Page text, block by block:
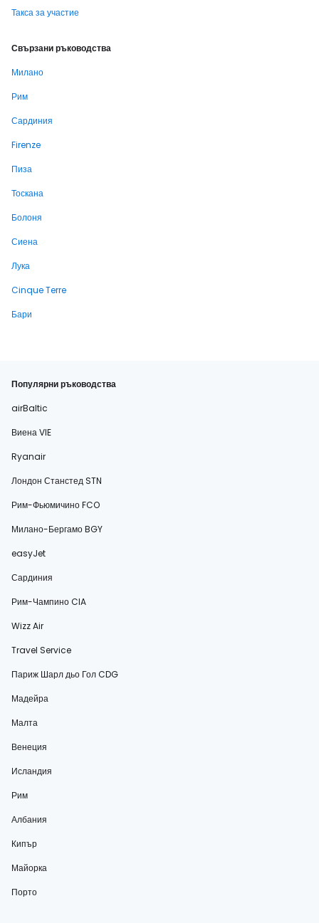
Такса за участие
Свързани ръководства
Милано
Рим
Сардиния
Firenze
Пиза
Тоскана
Болоня
Сиена
Лука
Cinque Terre
Бари
Популярни ръководства
airBaltic
Виена VIE
Ryanair
Лондон Станстед STN
Рим-Фьюмичино FCO
Милано-Бергамо BGY
easyJet
Сардиния
Рим-Чампино CIA
Wizz Air
Travel Service
Париж Шарл дьо Гол CDG
Мадейра
Малта
Венеция
Исландия
Рим
Албания
Кипър
Майорка
Порто